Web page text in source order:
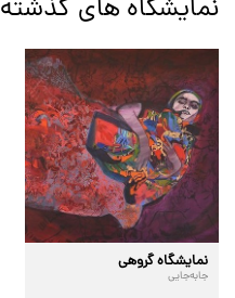
نمایشگاه های گذشته
نمایشگاه گروهی
جابه‌جایی